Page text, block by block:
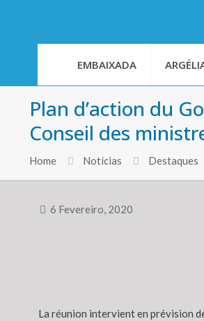
EMBAIXADA
Plan d’action du
Conseil des
Home Notícias Destaques
6 Fevereiro, 2020
La réunion intervient en prévision